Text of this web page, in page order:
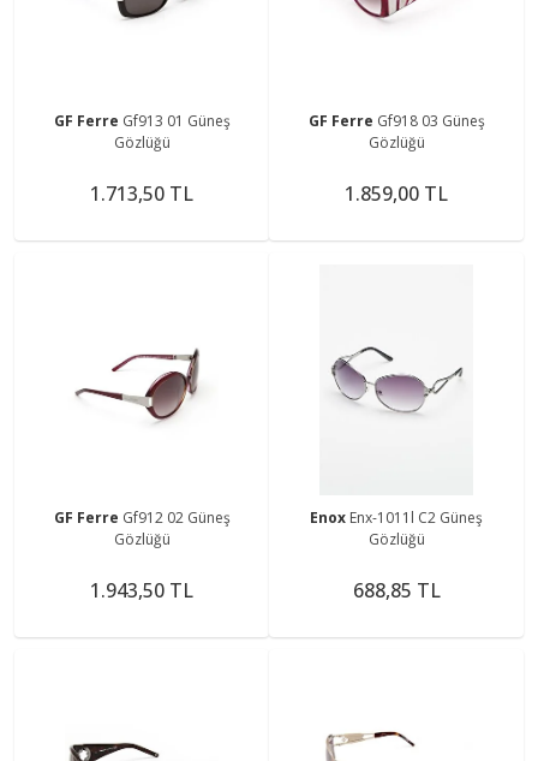
GF Ferre Gf913 01 Güneş
Gözlüğü
1.713,50 TL
GF Ferre Gf918 03 Güneş
Gözlüğü
1.859,00 TL
GF Ferre Gf912 02 Güneş
Gözlüğü
1.943,50 TL
Enox Enx-1011l C2 Güneş
Gözlüğü
688,85 TL